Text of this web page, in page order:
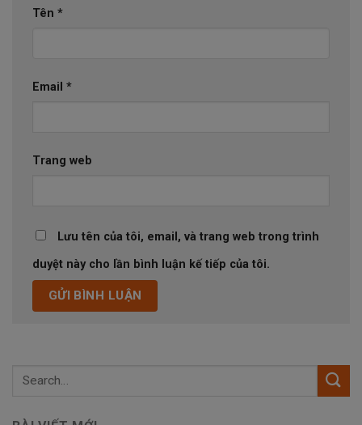
Tên *
Email *
Trang web
Lưu tên của tôi, email, và trang web trong trình
duyệt này cho lần bình luận kế tiếp của tôi.